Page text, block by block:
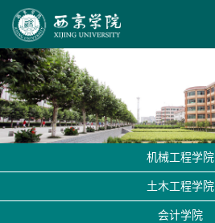
机械工程学院
土木工程学院
会计学院